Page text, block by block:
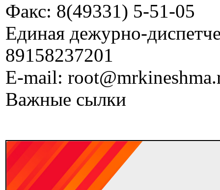
Факс: 8(49331) 5-51-05
Единая дежурно-
89158237201
E-mail:
Важные сылки